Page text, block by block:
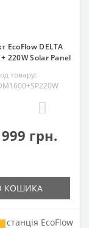
EcoFlow DELTA
220W Solar Panel
товару:
грн.
КОШИКА